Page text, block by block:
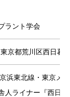
ラント学会
京都荒川区西日暮
浜東北線・東京メ
人ライナー『西日